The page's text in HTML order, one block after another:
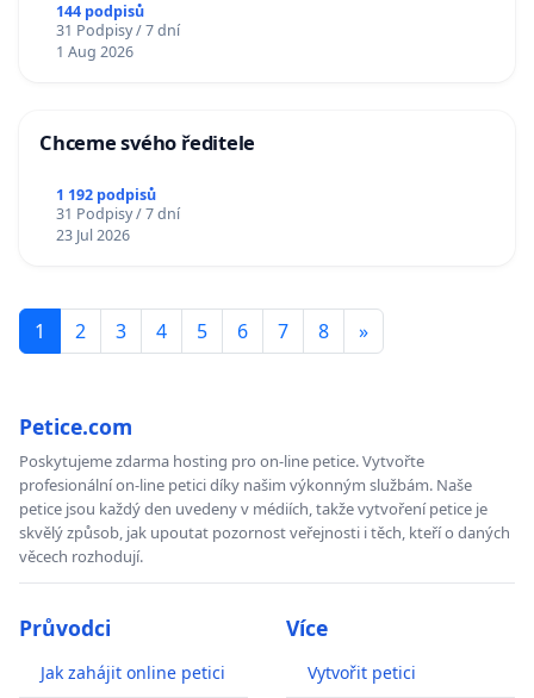
144 podpisů
31 Podpisy / 7 dní
1 Aug 2026
Chceme svého ředitele
1 192 podpisů
31 Podpisy / 7 dní
23 Jul 2026
1 2 3 4 5 6 7 8 »
Petice.com
Poskytujeme zdarma hosting pro on-line petice. Vytvořte
profesionální on-line petici díky našim výkonným službám. Naše
petice jsou každý den uvedeny v médiích, takže vytvoření petice je
skvělý způsob, jak upoutat pozornost veřejnosti i těch, kteří o daných
věcech rozhodují.
Průvodci
Jak zahájit online petici
Více
Vytvořit petici